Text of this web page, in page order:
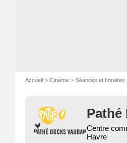
Accueil Cinéma Séances et horaires
Pathé
Centre
Havre